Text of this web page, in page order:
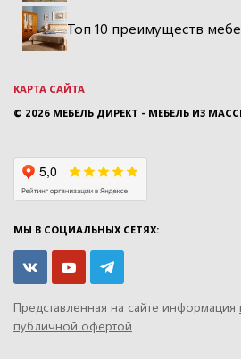
Топ 10 преимуществ
КАРТА САЙТА
© 2026 МЕБЕЛЬ ДИРЕКТ - МЕБЕЛЬ ИЗ
МЫ В СОЦИАЛЬНЫХ СЕТЯХ:
Представленная на сайте информация
публичной офертой